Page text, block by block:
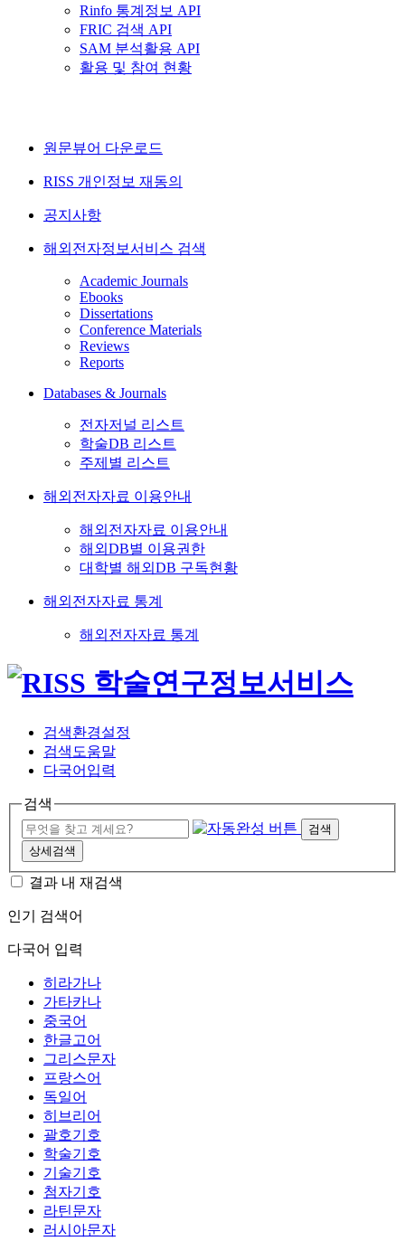
Rinfo 통계정보 API
FRIC 검색 API
SAM 분석활용 API
활용 및 참여 현황
원문뷰어 다운로드
RISS 개인정보 재동의
공지사항
해외전자정보서비스 검색
Academic Journals
Ebooks
Dissertations
Conference Materials
Reviews
Reports
Databases & Journals
전자저널 리스트
학술DB 리스트
주제별 리스트
해외전자자료 이용안내
해외전자자료 이용안내
해외DB별 이용권한
대학별 해외DB 구독현황
해외전자자료 통계
해외전자자료 통계
검색환경설정
검색도움말
다국어입력
검색
검색
상세검색
결과 내 재검색
인기 검색어
다국어 입력
히라가나
가타카나
중국어
한글고어
그리스문자
프랑스어
독일어
히브리어
괄호기호
학술기호
기술기호
첨자기호
라틴문자
러시아문자